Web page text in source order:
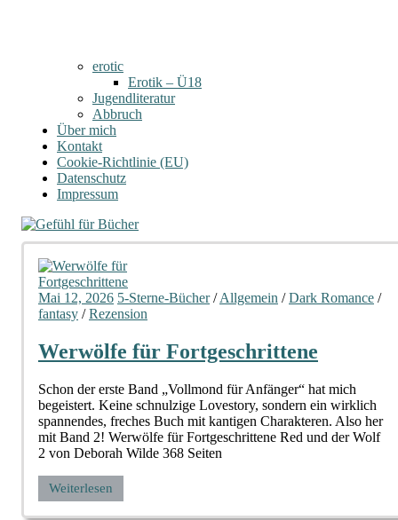
erotic
Erotik – Ü18
Jugendliteratur
Abbruch
Über mich
Kontakt
Cookie-Richtlinie (EU)
Datenschutz
Impressum
Mai 12, 2026 5-Sterne-Bücher/Allgemein /Dark Romance /
fantasy /Rezension
Werwölfe für Fortgeschrittene
Schon der erste Band „Vollmond für Anfänger“ hat mich
begeistert. Keine schnulzige Lovestory, sondern ein wirklich
spannendes, freches Buch mit kantigen Charakteren. Also her
mit Band 2! Werwölfe für Fortgeschrittene Red und der Wolf
2 von Deborah Wilde 368 Seiten
Weiterlesen